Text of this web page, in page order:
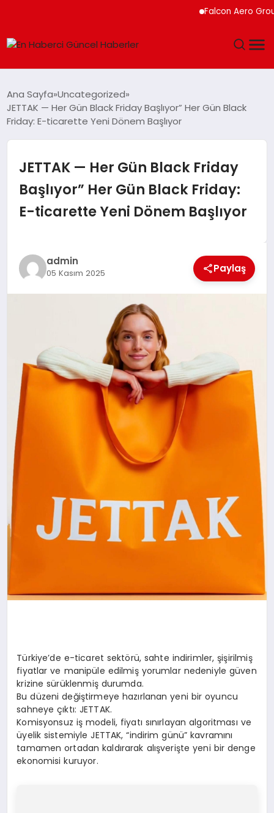
Falcon Aero Group, Küresel
SPOR
MAGAZIN
EKONOMI
Ana Sayfa Uncategorized
JETTAK — Her Gün Black Friday Başlıyor” Her Gün Black
Friday: E-ticarette Yeni Dönem Başlıyor
JETTAK — Her Gün Black Friday
Başlıyor” Her Gün Black Friday:
E-ticarette Yeni Dönem Başlıyor
admin
05 Kasım 2025 Paylaş
Türkiye’de e-ticaret sektörü, sahte indirimler, şişirilmiş
fiyatlar ve manipüle edilmiş yorumlar nedeniyle güven
krizine sürüklenmiş durumda.
Bu düzeni değiştirmeye hazırlanan yeni bir oyuncu
sahneye çıktı: JETTAK.
Komisyonsuz iş modeli, fiyatı sınırlayan algoritması ve
üyelik sistemiyle JETTAK, “indirim günü” kavramını
tamamen ortadan kaldırarak alışverişte yeni bir denge
ekonomisi kuruyor.